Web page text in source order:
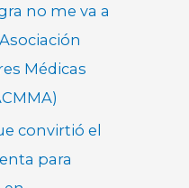
no me va a
Médicas
convirtió el
para